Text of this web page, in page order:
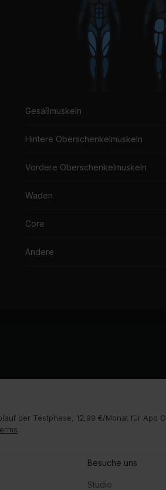
Gesäßmuskeln
Hintere Oberschenkelmuskeln
Vordere Oberschenkelmuskeln
Waden
Core
Andere
der Testphase, 12,99 €/Monat für
Besuche uns
Studio